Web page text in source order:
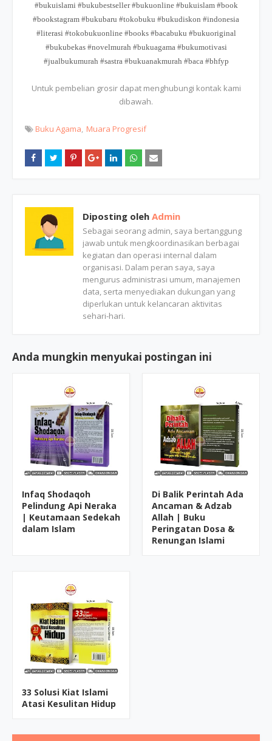
#bukuislami #bukubestseller #bukuonline #bukuislam #book
#bookstagram #bukubaru #tokobuku #bukudiskon #indonesia
#literasi #tokobukuonline #books #bacabuku #bukuoriginal
#bukubekas #novelmurah #bukuagama #bukumotivasi
#jualbukumurah #sastra #bukuanakmurah #baca #bhfyp
Untuk pembelian grosir dapat menghubungi kontak kami
dibawah.
Buku Agama Muara Progresif
Diposting oleh Admin
Sebagai seorang admin, saya bertanggung
jawab untuk mengkoordinasikan berbagai
kegiatan dan operasi internal dalam
organisasi. Dalam peran saya, saya
mengurus administrasi umum, manajemen
data, serta menyediakan dukungan yang
diperlukan untuk kelancaran aktivitas
sehari-hari.
Anda mungkin menyukai postingan ini
Infaq Shodaqoh
Pelindung Api Neraka
| Keutamaan Sedekah
dalam Islam
Di Balik Perintah Ada
Ancaman & Adzab
Allah | Buku
Peringatan Dosa &
Renungan Islami
33 Solusi Kiat Islami
Atasi Kesulitan Hidup